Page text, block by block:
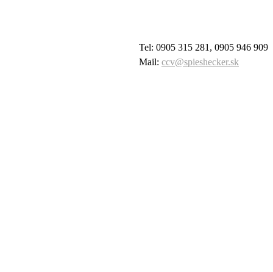
Tel: 0905 315 281, 0905 946 909
Mail: ccv@spieshecker.sk